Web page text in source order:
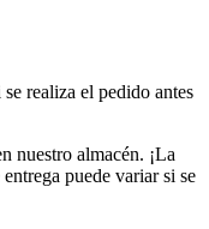
se realiza el pedido antes
nuestro almacén. ¡La
puede variar si se